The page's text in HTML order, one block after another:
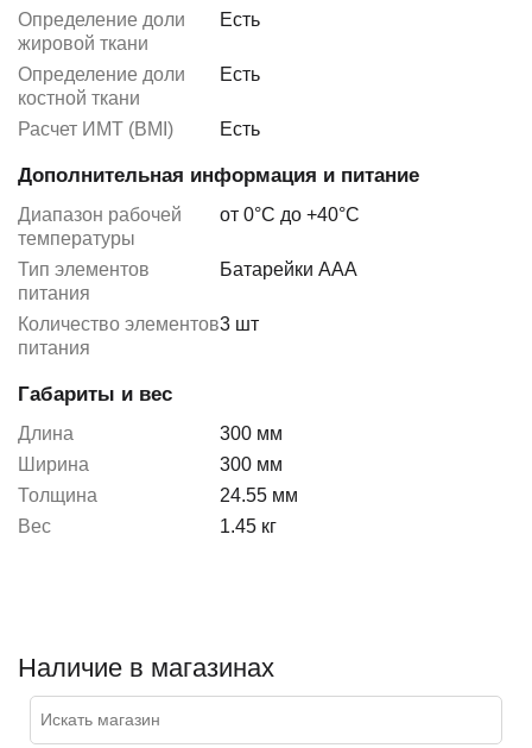
Определение доли
жировой ткани
Есть
Определение доли
костной ткани
Есть
Расчет ИМТ (BMI) Есть
Дополнительная информация и питание
Диапазон рабочей
температуры
от 0°С до +40°С
Тип элементов
питания
Батарейки ААА
Количество элементов
питания
3 шт
Габариты и вес
Длина
300 мм
Ширина
300 мм
Толщина
24.55 мм
Вес
1.45 кг
Наличие в магазинах